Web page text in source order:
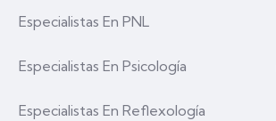
Especialistas En PNL
Especialistas En Psicología
Especialistas En Reflexología